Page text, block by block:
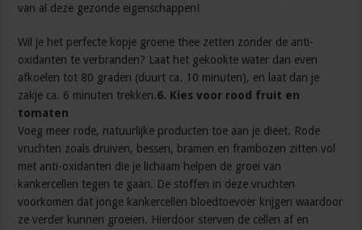
van al deze gezonde eigenschappen!
Wil je het perfecte kopje groene thee zetten zonder de anti-
oxidanten te verbranden? Laat het gekookte water dan even
afkoelen tot 80 graden (duurt ca. 10 minuten), en laat dan je
zakje ca. 6 minuten trekken.6. Kies voor rood fruit en
tomaten
Voeg meer rode, natuurlijke producten toe aan je dieet. Rode
vruchten zoals druiven, bessen, bramen en frambozen zitten vol
met anti-oxidanten die je lichaam helpen de groei van
kankercellen tegen te gaan. De stoffen in deze vruchten
voorkomen dat jonge kankercellen bloedtoevoer krijgen waardoor
ze verder kunnen groeien. Hierdoor sterven de cellen af en